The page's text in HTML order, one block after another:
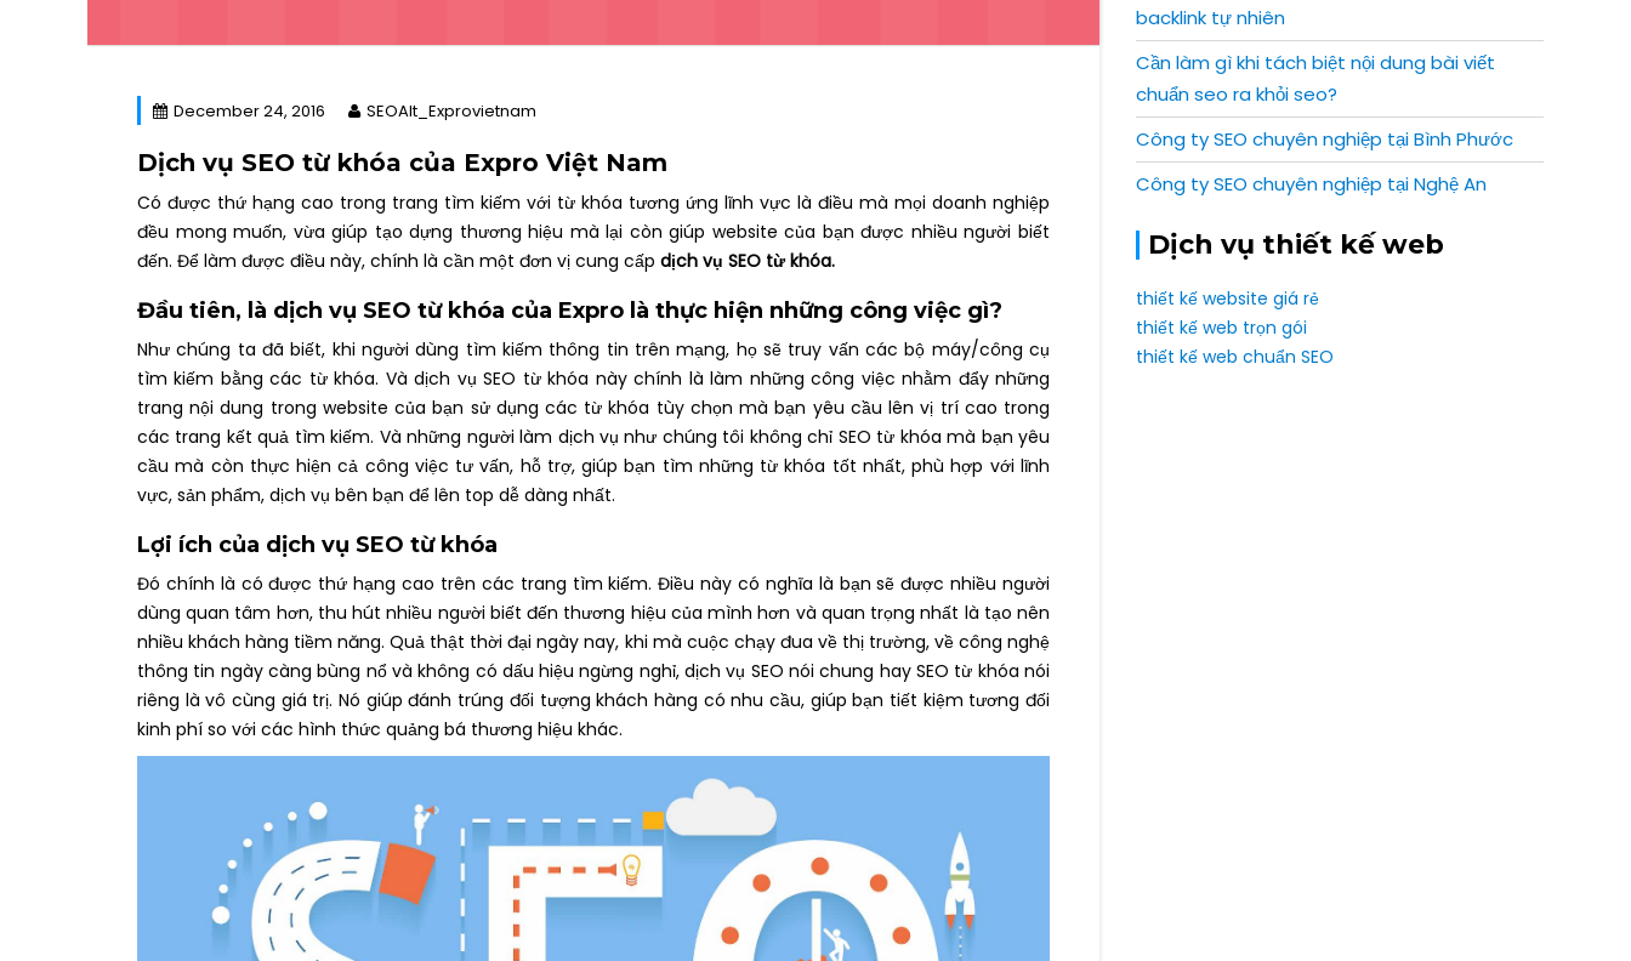
December 24, 2016 SEOAlt_Exprovietnam
Dịch vụ SEO từ khóa của Expro Việt Nam
Có được thứ hạng cao trong trang tìm kiếm với từ khóa tương ứng lĩnh vực là điều mà mọi doanh nghiệp
đều mong muốn, vừa giúp tạo dựng thương hiệu mà lại còn giúp website của bạn được nhiều người biết
đến. Để làm được điều này, chính là cần một đơn vị cung cấp dịch vụ SEO từ khóa.
Đầu tiên, là dịch vụ SEO từ khóa của Expro là thực hiện những công việc gì?
Như chúng ta đã biết, khi người dùng tìm kiếm thông tin trên mạng, họ sẽ truy vấn các bộ máy/công cụ
tìm kiếm bằng các từ khóa. Và dịch vụ SEO từ khóa này chính là làm những công việc nhằm đẩy những
trang nội dung trong website của bạn sử dụng các từ khóa tùy chọn mà bạn yêu cầu lên vị trí cao trong
các trang kết quả tìm kiếm. Và những người làm dịch vụ như chúng tôi không chỉ SEO từ khóa mà bạn yêu
cầu mà còn thực hiện cả công việc tư vấn, hỗ trợ, giúp bạn tìm những từ khóa tốt nhất, phù hợp với lĩnh
vực, sản phẩm, dịch vụ bên bạn để lên top dễ dàng nhất.
Lợi ích của dịch vụ SEO từ khóa
Đó chính là có được thứ hạng cao trên các trang tìm kiếm. Điều này có nghĩa là bạn sẽ được nhiều người
dùng quan tâm hơn, thu hút nhiều người biết đến thương hiệu của mình hơn và quan trọng nhất là tạo nên
nhiều khách hàng tiềm năng. Quả thật thời đại ngày nay, khi mà cuộc chạy đua về thị trường, về công nghệ
thông tin ngày càng bùng nổ và không có dấu hiệu ngừng nghỉ, dịch vụ SEO nói chung hay SEO từ khóa nói
riêng là vô cùng giá trị. Nó giúp đánh trúng đối tượng khách hàng có nhu cầu, giúp bạn tiết kiệm tương đối
kinh phí so với các hình thức quảng bá thương hiệu khác.
backlink tự nhiên
Cần làm gì khi tách biệt nội dung bài viết
chuẩn seo ra khỏi seo?
Công ty SEO chuyên nghiệp tại Bình Phước
Công ty SEO chuyên nghiệp tại Nghệ An
Dịch vụ thiết kế web
thiết kế website giá rẻ
thiết kế web trọn gói
thiết kế web chuẩn SEO